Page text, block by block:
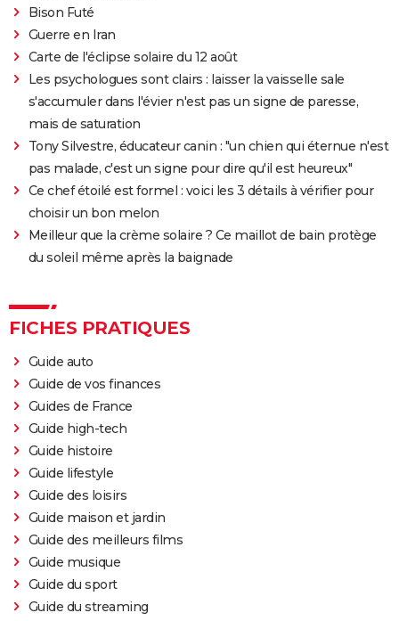
Bison Futé
Guerre en Iran
Carte de l'éclipse solaire du 12 août
Les psychologues sont clairs : laisser la vaisselle sale
s'accumuler dans l'évier n'est pas un signe de paresse,
mais de saturation
Tony Silvestre, éducateur canin : "un chien qui éternue n'est
pas malade, c'est un signe pour dire qu'il est heureux"
Ce chef étoilé est formel : voici les 3 détails à vérifier pour
choisir un bon melon
Meilleur que la crème solaire ? Ce maillot de bain protège
du soleil même après la baignade
FICHES PRATIQUES
Guide auto
Guide de vos finances
Guides de France
Guide high-tech
Guide histoire
Guide lifestyle
Guide des loisirs
Guide maison et jardin
Guide des meilleurs films
Guide musique
Guide du sport
Guide du streaming